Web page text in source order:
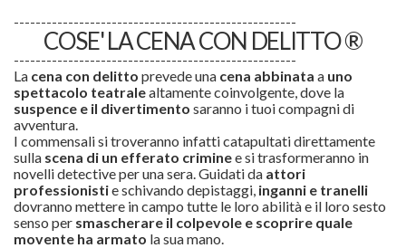
----------------------------------------------------
COSE' LA CENA CON DELITTO ®
----------------------------------------------------
La cena con delitto prevede una cena abbinata a uno
spettacolo teatralealtamente coinvolgente, dove la
suspence e il divertimento saranno i tuoi compagni di
avventura.
I commensali si troveranno infatti catapultati direttamente
sulla scena di un efferato criminee si trasformeranno in
novelli detective per una sera. Guidati da attori
professionistie schivando depistaggi, inganni e tranelli
dovranno mettere in campo tutte le loro abilità e il loro sesto
senso per smascherare il colpevole e scoprire quale
movente ha armato la sua mano.